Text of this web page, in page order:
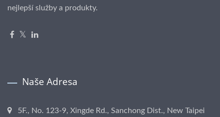
nejlepší služby a produkty.
Naše Adresa
5F., No. 123-9, Xingde Rd., Sanchong Dist., New Taipei